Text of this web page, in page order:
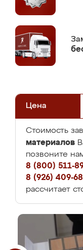
Цена
Стоимость
материалов
позвоните
8 (800) 511-
8 (926) 409-
рассчитает